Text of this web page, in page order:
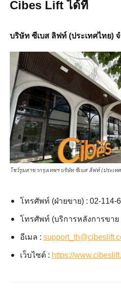
Cibes Lift ได้ที่
บริษัท ซีเบส ลิฟท์ (ประเทศไทย)
โชว์รูมสาขากรุงเทพฯ บริษัท ซีเบส ลิฟท์ (ประเท
โทรศัพท์ (ฝ่ายขาย) : 02-114-
โทรศัพท์ (บริการหลังการขาย
อีเมล :
เว็บไซต์ : https://